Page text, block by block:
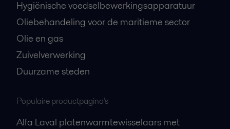
Hygiënische voedselbewerkingsapparatuur
Oliebehandeling voor de maritieme sector
Olie en gas
Zuivelverwerking
Duurzame steden
Populaire productpagina's
Alfa Laval platenwarmtewisselaars met